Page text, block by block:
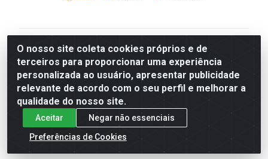
O nosso site coleta cookies próprios e de
terceiros para proporcionar uma experiência
personalizada ao usuário, apresentar publicidade
relevante de acordo com o seu perfil e melhorar a
qualidade do nosso site.
Aceitar
Negar não essenciais
Preferências de Cookies
V. C. Ferragens LTDA - Rua do Matoso, 132 - Praça da
Bandeira, Rio de Janeiro/ RJ - CEP 20.270-135 - CNPJ
12.324.723/0001-25
Todas as regras de promoções, descontos, preços e
prazos de pagamento e entrega expostos aqui são
válidos apenas para compras via internet. Preços e
estoque sujeito a alterações sem aviso prévio.